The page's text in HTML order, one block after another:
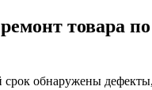
товара по
срок обнаружены